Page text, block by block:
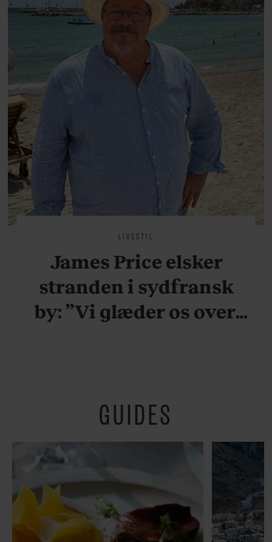
livsglæde, han nægter at give slip
på.
LIVSSTIL
James Price elsker
stranden i sydfransk
by: ”Vi glæder os over,
fredeligt”
GUIDES